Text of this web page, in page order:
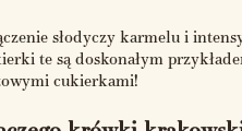
słodyczy karmelu i
te są doskonałym
cukierkami!